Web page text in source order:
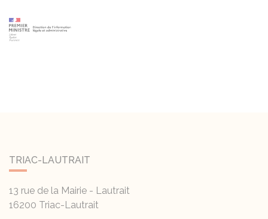
TRIAC-LAUTRAIT
13 rue de la Mairie - Lautrait
16200 Triac-Lautrait